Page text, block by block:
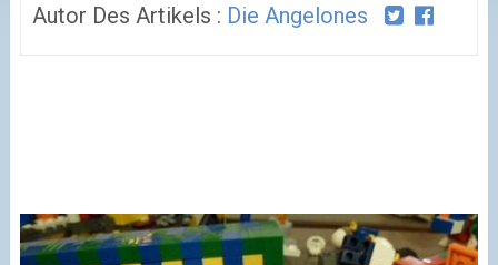
Autor Des Artikels : Die Angelones